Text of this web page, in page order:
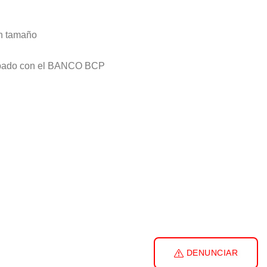
tamaño
con el BANCO BCP
DENUNCIAR